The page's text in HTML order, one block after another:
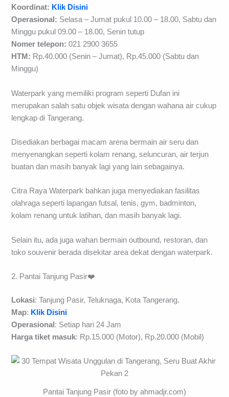
Koordinat: Klik Disini
Operasional: Selasa – Jumat pukul 10.00 – 18.00, Sabtu dan
Minggu pukul 09.00 – 18.00, Senin tutup
Nomer telepon: 021 2900 3655
HTM: Rp.40.000 (Senin – Jumat), Rp.45.000 (Sabtu dan
Minggu)
Waterpark yang memiliki program seperti Dufan ini
merupakan salah satu objek wisata dengan wahana air cukup
lengkap di Tangerang.
Disediakan berbagai macam arena bermain air seru dan
menyenangkan seperti kolam renang, seluncuran, air terjun
buatan dan masih banyak lagi yang lain sebagainya.
Citra Raya Waterpark bahkan juga menyediakan fasilitas
olahraga seperti lapangan futsal, tenis, gym, badminton,
kolam renang untuk latihan, dan masih banyak lagi.
Selain itu, ada juga wahan bermain outbound, restoran, dan
toko souvenir berada disekitar area dekat dengan waterpark.
2. Pantai Tanjung Pasir❤️
Lokasi: Tanjung Pasir, Teluknaga, Kota Tangerang.
Map: Klik Disini
Operasional : Setiap hari 24 Jam
Harga tiket masuk: Rp.15.000 (Motor), Rp.20.000 (Mobil)
Pantai Tanjung Pasir (foto by ahmadjr.com)